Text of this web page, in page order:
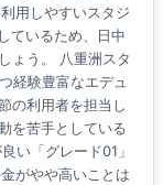
用しやすいスタジ
ているため、日中
ょう。 八重洲スタ
経験豊富なエデュ
の利用者を担当し
を苦手としている
い「グレード01」
がやや高いことは